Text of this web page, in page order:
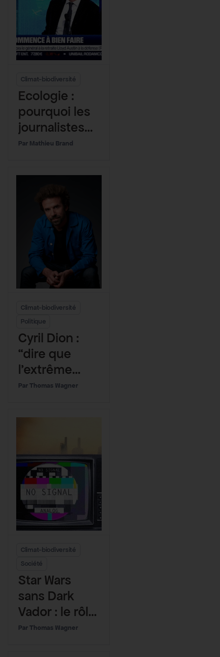
Climat-biodiversité
Ecologie :
pourquoi les
journalistes
ne sont pas à
Mathieu Brand
Climat-biodiversité
Politique
Cyril Dion :
“dire que
l’extrême
droite est un
l’écologie
à trouver des
financements
”
Thomas Wagner
Climat-biodiversité
Société
Star Wars
sans Dark
Vador : le rôle
des médias
Thomas Wagner